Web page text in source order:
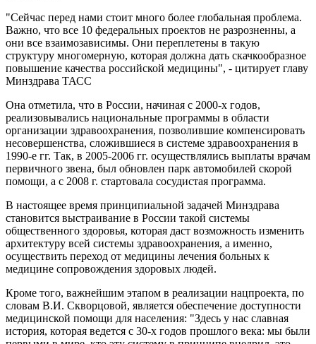
"Сейчас перед нами стоит много более глобальная проблема.
Важно, что все 10 федеральных проектов не разрозненны, а
они все взаимозависимы. Они переплетены в такую
структуру многомерную, которая должна дать скачкообразное
повышение качества российской медицины", - цитирует главу
Минздрава ТАСС
Она отметила, что в России, начиная с 2000-х годов,
реализовывались национальные программы в области
организации здравоохранения, позволившие компенсировать
несовершенства, сложившиеся в системе здравоохранения в
1990-е гг. Так, в 2005-2006 гг. осуществлялись выплаты врачам
первичного звена, был обновлен парк автомобилей скорой
помощи, а с 2008 г. стартовала сосудистая программа.
В настоящее время принципиальной задачей Минздрава
становится выстраивание в России такой системы
общественного здоровья, которая даст возможность изменить
архитектуру всей системы здравоохранения, а именно,
осуществить переход от медицины лечения больных к
медицине сопровождения здоровых людей.
Кроме того, важнейшим этапом в реализации нацпроекта, по
словам В.И. Скворцовой, является обеспечение доступности
медицинской помощи для населения: "Здесь у нас славная
история, которая ведется с 30-х годов прошлого века: мы были